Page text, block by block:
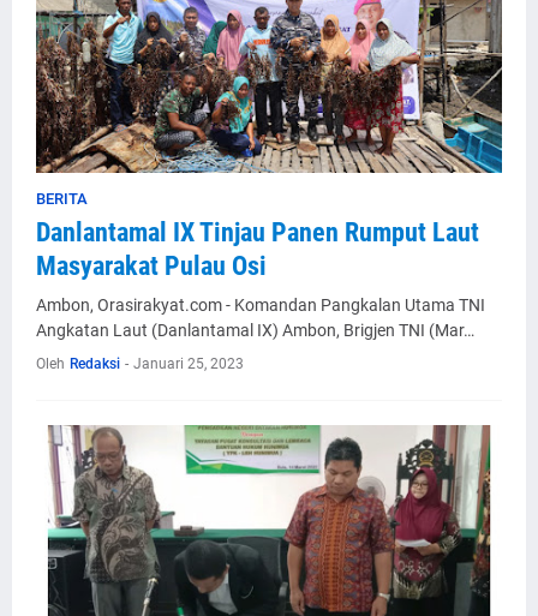
BERITA
Danlantamal IX Tinjau Panen Rumput Laut
Masyarakat Pulau Osi
Ambon, Orasirakyat.com - Komandan Pangkalan Utama TNI
Angkatan Laut (Danlantamal IX) Ambon, Brigjen TNI (Mar…
Oleh Redaksi - Januari 25, 2023